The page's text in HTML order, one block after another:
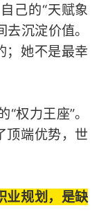
己的“天赋象
沉淀价值。
；她不是最幸
“权力王座”。
顶端优势，世
业规划，是缺